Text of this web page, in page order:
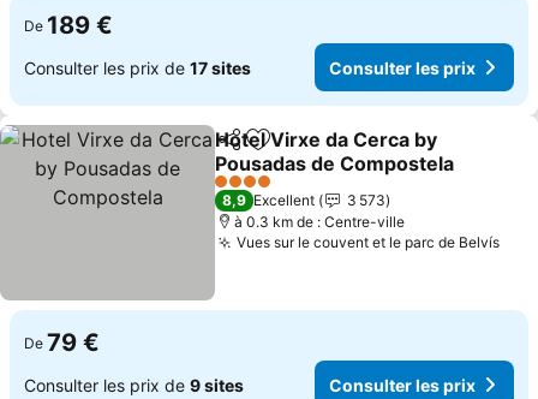
De 189 €
Consulter les prix de 17 sites Consulter les prix
PartagerAjouter à mes favoris
Hotel Virxe da Cerca by
Pousadas de Compostela
Consulter les prix
4 Étoiles
8,9 Excellent
3 573
à 0.3 km de : Centre-ville
Vues sur le couvent et le parc de Belvís
De 79 €
Consulter les prix de 9 sites Consulter les prix